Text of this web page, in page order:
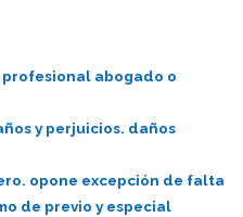
abogado o
y perjuicios. daños
opone excepción de falta
de previo y especial